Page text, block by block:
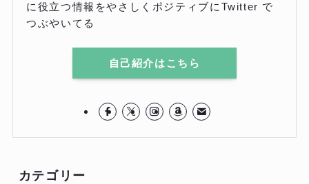
に役立つ情報をやさしくポジティブにTwitter で
つぶやいてる
自己紹介はこちら
カテゴリー